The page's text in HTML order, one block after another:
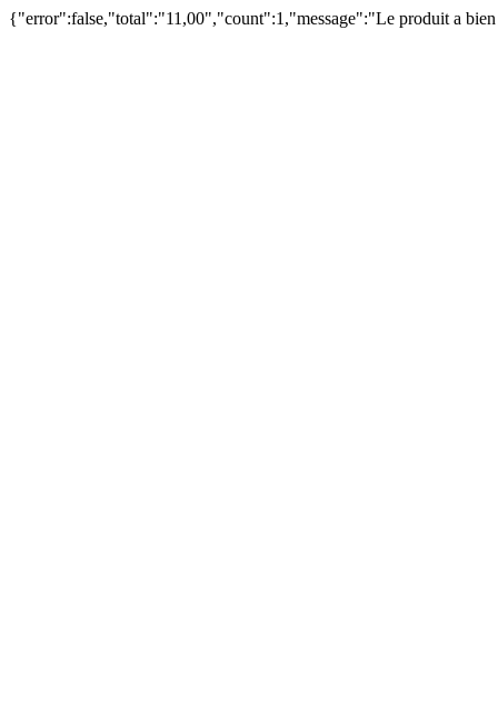
{"error":false,"total":"11,00","count":1,"message":"Le produit a